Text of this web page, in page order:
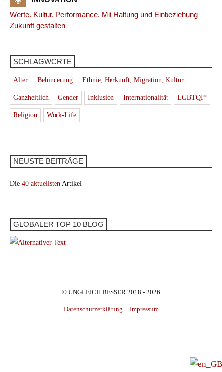
Werte. Kultur. Performance. Mit Haltung und Einbeziehung
Zukunft gestalten
SCHLAGWORTE
Alter Behinderung Ethnie; Herkunft; Migration; Kultur
Ganzheitlich Gender Inklusion Internationalität LGBTQI*
Religion Work-Life
NEUSTE BEITRÄGE
Die 40 aktuellsten Artikel
GLOBALER TOP 10 BLOG
© UNGLEICH BESSER 2018 - 2026
Datenschutzerklärung Impressum